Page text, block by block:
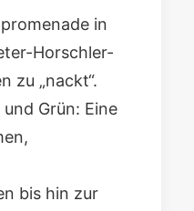
in
Horschler-
zu „nackt“.
Grün: Eine
bis hin zur